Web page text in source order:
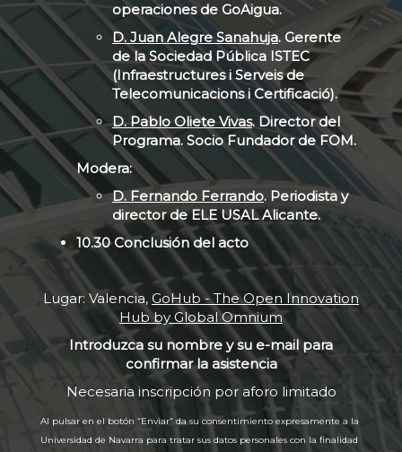
operaciones de GoAigua.
D. Juan Alegre Sanahuja. Gerente
de la Sociedad Pública ISTEC
(Infraestructures i Serveis de
Telecomunicacions i Certificació).
D. Pablo Oliete Vivas. Director del
Programa. Socio Fundador de FOM.
Modera:
D. Fernando Ferrando. Periodista y
director de ELE USAL Alicante.
10.30 Conclusión del acto
Lugar: Valencia, GoHub - The Open Innovation
Hub by Global Omnium
Introduzca su nombre y su e-mail para
confirmar la asistencia
Necesaria inscripción por aforo limitado
Al pulsar en el botón “Enviar” da su consentimiento expresamente a la
Universidad de Navarra para tratar sus datos personales con la finalidad